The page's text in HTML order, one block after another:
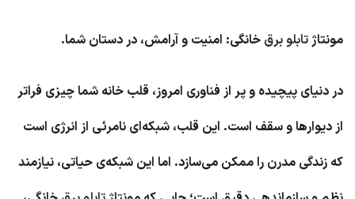
مونتاژتابلو برق خانگی: امنیت و آرامش، در دستان شما.
در دنیای پیچیده و پر از فناوری امروز، قلب خانه شما چیزی فراتر
از دیوارها و سقف است. این قلب، شبکه‌ای نامرئی از انرژی است
که زندگی مدرن را ممکن می‌سازد. اما این شبکه‌ی حیاتی، نیازمند